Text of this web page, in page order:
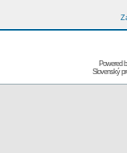
Powered
Slovenský